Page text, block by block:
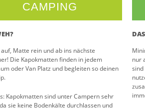
CAMPING
Matte rein und ab ins nächste
Die Kapokmatten finden in jedem
oder Van Platz und begleiten so deinen
Kapokmatten sind unter Campern sehr
sie keine Bodenkälte durchlassen und
nur
sind